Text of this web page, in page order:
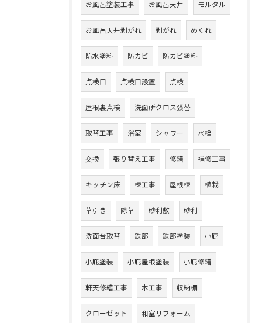
お風呂塗装工事 お風呂天井 モルタル
お風呂天井剥がれ 剥がれ めくれ
防水塗料 防カビ 防カビ塗料
点検口 点検口設置 点検
屋根裏点検 洗面所クロス張替
取替工事 浴室 シャワー 水栓
交換 張り替え工事 修繕 補修工事
キッチン床 棟工事 屋根棟 植栽
草引き 除草 砂利敷 砂利
洗面台取替 鉄部 鉄部塗装 小庇
小庇塗装 小庇屋根塗装 小庇修繕
軒天修繕工事 木工事 収納棚
クローゼット 和室リフォーム